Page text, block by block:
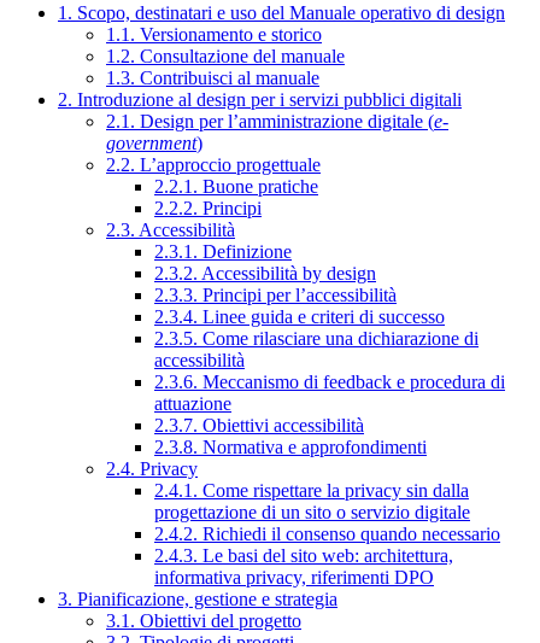
1. Scopo, destinatari e uso del Manuale operativo di design
1.1. Versionamento e storico
1.2. Consultazione del manuale
1.3. Contribuisci al manuale
2. Introduzione al design per i servizi pubblici digitali
2.1. Design per l’amministrazione digitale (e-
government)
2.2. L’approccio progettuale
2.2.1. Buone pratiche
2.2.2. Principi
2.3. Accessibilità
2.3.1. Definizione
2.3.2. Accessibilità by design
2.3.3. Principi per l’accessibilità
2.3.4. Linee guida e criteri di successo
2.3.5. Come rilasciare una dichiarazione di
accessibilità
2.3.6. Meccanismo di feedback e procedura di
attuazione
2.3.7. Obiettivi accessibilità
2.3.8. Normativa e approfondimenti
2.4. Privacy
2.4.1. Come rispettare la privacy sin dalla
progettazione di un sito o servizio digitale
2.4.2. Richiedi il consenso quando necessario
2.4.3. Le basi del sito web: architettura,
informativa privacy, riferimenti DPO
3. Pianificazione, gestione e strategia
3.1. Obiettivi del progetto